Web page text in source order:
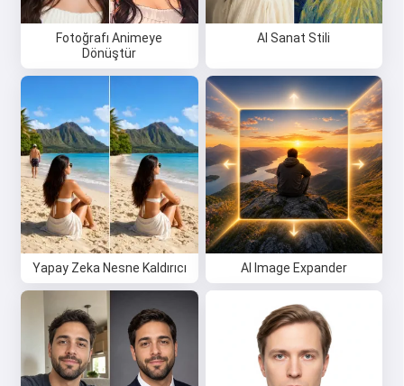
Fotoğrafı Animeye
Dönüştür
AI Sanat Stili
Yapay Zeka Nesne Kaldırıcı AI Image Expander